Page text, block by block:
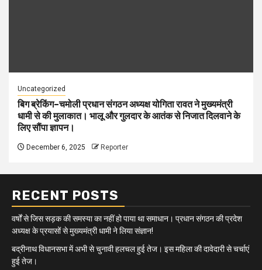
Uncategorized
बिग ब्रेकिंग–चमोली प्रधान संगठन अध्यक्ष योगिता रावत ने मुख्यमंत्री
धामी से की मुलाकात। भालू और गुलदार के आतंक से निजात दिलवाने के
लिए सौंपा ज्ञापन।
December 6, 2025 Reporter
RECENT POSTS
वर्षों से जिस सड़क की समस्या का नहीं हो पाया था समाधान। प्रधान संगठन की प्रदेश
अध्यक्ष के प्रयासों से मुख्यमंत्री धामी ने लिया संज्ञान!
बद्रीनाथ विधानसभा में अभी से चुनावी हलचल हुई तेज। इस महिला की दावेदारी से चर्चाएं
हुई तेज।